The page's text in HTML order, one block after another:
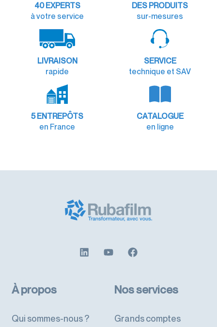
40 EXPERTS
à votre service
DES PRODUITS
sur-mesures
LIVRAISON
rapide
SERVICE
technique et SAV
5 ENTREPÔTS
en France
CATALOGUE
en ligne
À propos
Qui sommes-nous ?
Nos services
Grands comptes